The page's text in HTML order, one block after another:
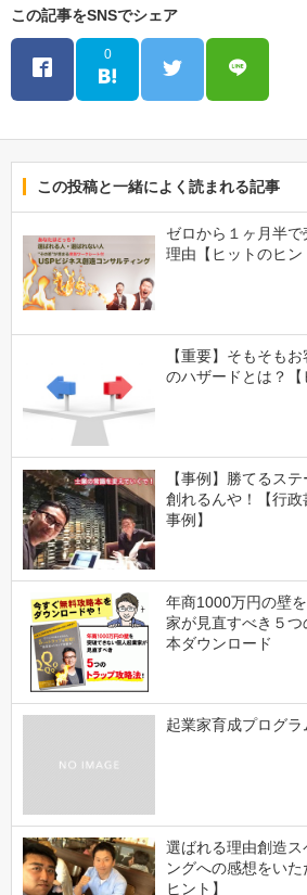
この記事をSNSでシェア
0
この投稿と一緒によく読まれる記事
ゼロから１ヶ月半
理由【ヒットのヒン
【重要】そもそも
のハザードとは？【
【事例】勝てるス
創れるんや！【行
事例】
年商1000万円の壁
家が見直すべき５
本ダウンロード
起業家育成プログ
選ばれる理由創造ス
ングへの感想をい
ヒント】